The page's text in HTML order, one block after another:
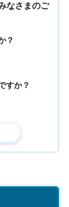
なさまのご
？
すか？